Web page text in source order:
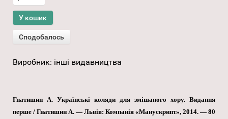
Виробник: інші видавництва
Гнатишин А. Українські коляди для змішаного хору. Видання
перше / Гнатишин А. — Львів: Компанія «Манускрипт», 2014. — 80